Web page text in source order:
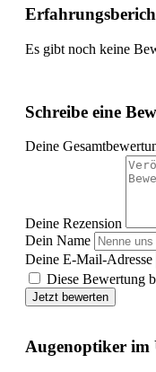
Es gibt noch keine
Schreibe eine
Deine
Deine Rezension
Dein Name
Deine E-Mail-Adresse
Diese Bewertung
Jetzt bewerten
Augenoptiker im